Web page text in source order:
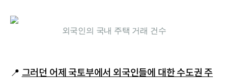
외국인의 국내 주택 거래 건수
📍 그러던 어제 국토부에서 외국인들에 대한 수도권 주